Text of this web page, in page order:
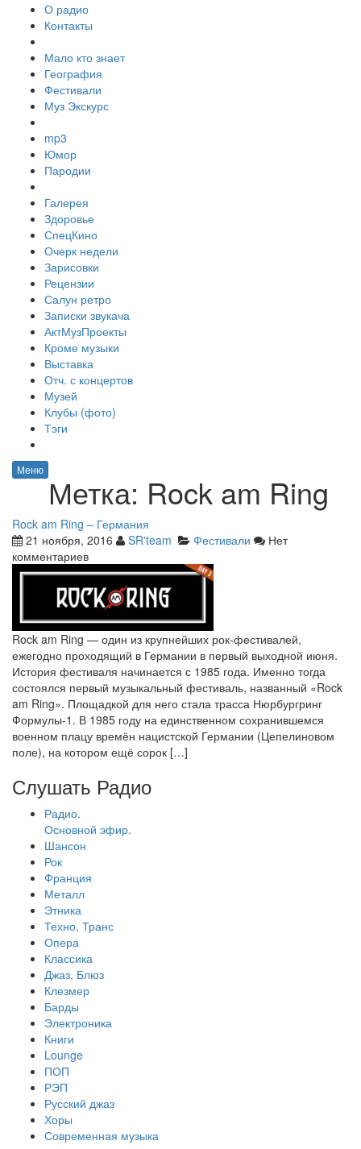
О радио
Контакты
Мало кто знает
География
Фестивали
Муз Экскурс
mp3
Юмор
Пародии
Галерея
Здоровье
СпецКино
Очерк недели
Зарисовки
Рецензии
Салун ретро
Записки звукача
АктМузПроекты
Кроме музыки
Выставка
Отч. с концертов
Музей
Клубы (фото)
Тэги
Меню
Метка: Rock am Ring
Rock am Ring – Германия
21 ноября, 2016
SR'team Фестивали
Нет
комментариев
Rock am Ring — один из крупнейших рок-фестивалей,
ежегодно проходящий в Германии в первый выходной июня.
История фестиваля начинается с 1985 года. Именно тогда
состоялся первый музыкальный фестиваль, названный «Rock
am Ring». Площадкой для него стала трасса Нюрбургринг
Формулы-1. В 1985 году на единственном сохранившемся
военном плацу времён нацистской Германии (Цепелиновом
поле), на котором ещё сорок […]
Слушать Радио
Радио.
Основной эфир.
Шансон
Рок
Франция
Металл
Этника
Техно, Транс
Опера
Классика
Джаз, Блюз
Клезмер
Барды
Электроника
Книги
Lounge
ПОП
РЭП
Русский джаз
Хоры
Современная музыка